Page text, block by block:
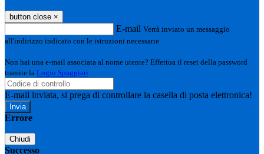
button close ×
E-mail Verrà inviato un messaggio
all'indirizzo indicato con le istruzioni necessarie.
Non hai una e-mail associata al nome utente? Effettua il reset della password
tramite la Login Spaggiari
E-mail inviata, si prega di controllare la casella di posta elettronica!
Errore
Chiudi
Successo